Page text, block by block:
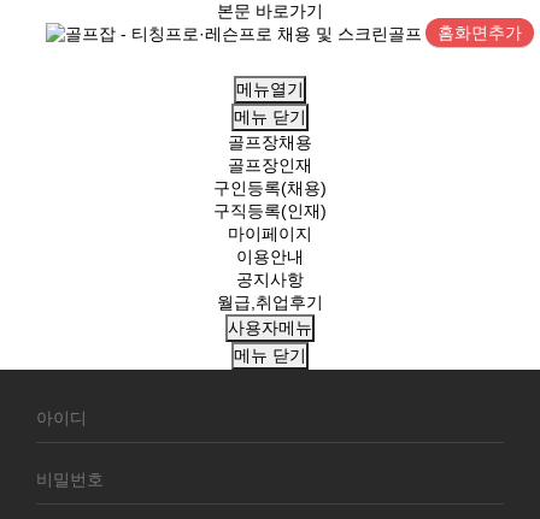
본문 바로가기
홈화면추가
메뉴열기
메뉴 닫기
골프장채용
골프장인재
구인등록(채용)
구직등록(인재)
마이페이지
이용안내
공지사항
월급,취업후기
사용자메뉴
메뉴 닫기
원
그